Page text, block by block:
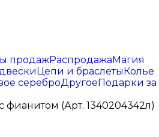
продажРаспродажаМагия
Цепи и браслетыКолье
сереброДругоеПодарки за
фианитом (Арт. 1340204342л)